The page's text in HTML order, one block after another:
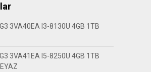
3VA40EA I3-8130U 4GB 1TB
3VA41EA I5-8250U 4GB 1TB